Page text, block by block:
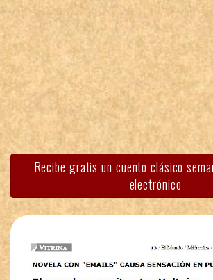
Recibe gratis un cuento clásico
electrónico